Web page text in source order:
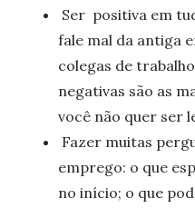
Ser positiva em
fale mal da antiga
colegas de
negativas são as
você não quer ser
Fazer muitas
emprego: o que
no início; o que